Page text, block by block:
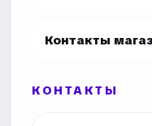
Контакты
КОНТАКТЫ